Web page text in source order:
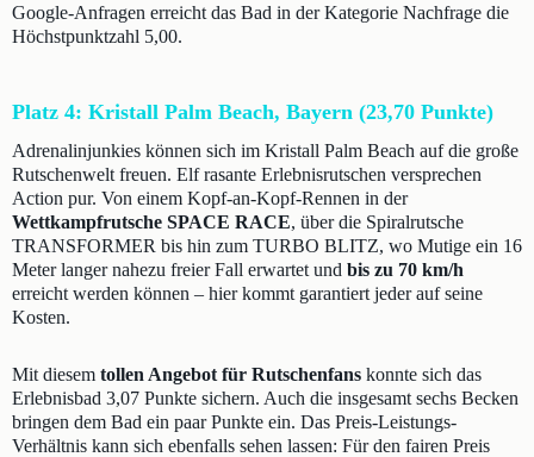
Google-Anfragen erreicht das Bad in der Kategorie Nachfrage die
Höchstpunktzahl 5,00.
Platz 4: Kristall Palm Beach, Bayern (23,70 Punkte)
Adrenalinjunkies können sich im Kristall Palm Beach auf die große
Rutschenwelt freuen. Elf rasante Erlebnisrutschen versprechen
Action pur. Von einem Kopf-an-Kopf-Rennen in der
Wettkampfrutsche SPACE RACE, über die Spiralrutsche
TRANSFORMER bis hin zum TURBO BLITZ, wo Mutige ein 16
Meter langer nahezu freier Fall erwartet und bis zu 70 km/h
erreicht werden können – hier kommt garantiert jeder auf seine
Kosten.
Mit diesem tollen Angebot für Rutschenfans konnte sich das
Erlebnisbad 3,07 Punkte sichern. Auch die insgesamt sechs Becken
bringen dem Bad ein paar Punkte ein. Das Preis-Leistungs-
Verhältnis kann sich ebenfalls sehen lassen: Für den fairen Preis